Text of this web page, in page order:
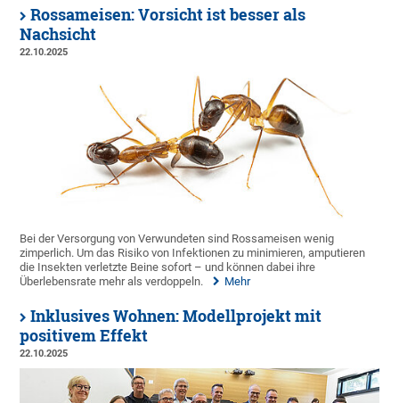
Rossameisen: Vorsicht ist besser als
Nachsicht
22.10.2025
Bei der Versorgung von Verwundeten sind Rossameisen wenig
zimperlich. Um das Risiko von Infektionen zu minimieren, amputieren
die Insekten verletzte Beine sofort – und können dabei ihre
Überlebensrate mehr als verdoppeln.
Mehr
Inklusives Wohnen: Modellprojekt mit
positivem Effekt
22.10.2025